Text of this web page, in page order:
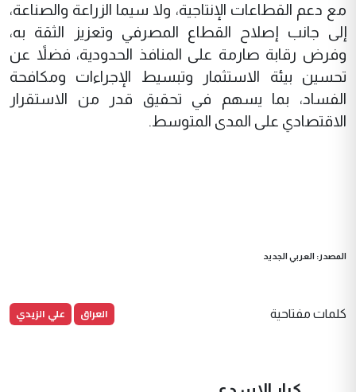
مع دعم القطاعات الإنتاجية، ولا سيما الزراعة والصناعة،
إلى جانب إصلاح القطاع المصرفي وتعزيز الثقة به،
وفرض رقابة صارمة على المنافذ الحدودية، فضلاً عن
تحسين بيئة الاستثمار وتبسيط الإجراءات ومكافحة
الفساد، بما يسهم في تحقيق قدر من الاستقرار
الاقتصادي على المدى المتوسط.
المصدر: العربي الجديد
كلمات مفتاحية العراق علي الزيدي